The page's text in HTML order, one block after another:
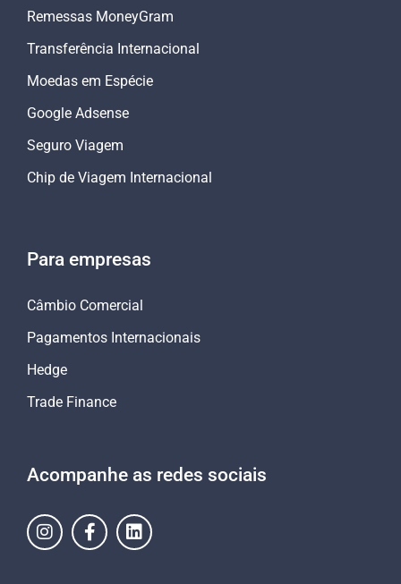
Remessas MoneyGram
Transferência Internacional
Moedas em Espécie
Google Adsense
Seguro Viagem
Chip de Viagem Internacional
Para empresas
Câmbio Comercial
Pagamentos Internacionais
Hedge
Trade Finance
Acompanhe as redes sociais